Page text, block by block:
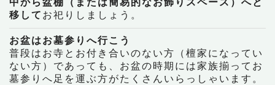
中から盆棚（または簡易的なお飾りスペース）へと
移して お祀りしましょう。
お盆はお墓参りへ行こう
普段はお寺とお付き合いのない方（檀家になってい
ない方）であっても、お盆の時期には家族揃ってお
墓参りへ足を運ぶ方がたくさんいらっしゃいます。